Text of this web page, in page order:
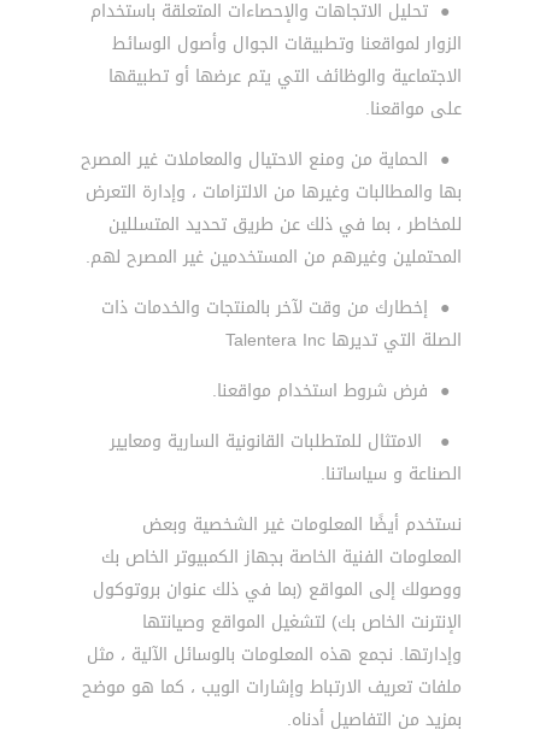
● تحليل الاتجاهات والإحصاءات المتعلقة باستخدام
الزوار لمواقعنا وتطبيقات الجوال وأصول الوسائط
الاجتماعية والوظائف التي يتم عرضها أو تطبيقها
على مواقعنا.
● الحماية من ومنع الاحتيال والمعاملات غير المصرح
بها والمطالبات وغيرها من الالتزامات ، وإدارة التعرض
للمخاطر ، بما في ذلك عن طريق تحديد المتسللين
المحتملين وغيرهم من المستخدمين غير المصرح لهم.
● إخطارك من وقت لآخر بالمنتجات والخدمات ذات
الصلة التي تديرها Talentera Inc
● فرض شروط استخدام مواقعنا.
●
الامتثال للمتطلبات القانونية السارية ومعايير
الصناعة و سياساتنا.
نستخدم أيضًا المعلومات غير الشخصية وبعض
المعلومات الفنية الخاصة بجهاز الكمبيوتر الخاص بك
ووصولك إلى المواقع (بما في ذلك عنوان بروتوكول
الإنترنت الخاص بك) لتشغيل المواقع وصيانتها
وإدارتها. نجمع هذه المعلومات بالوسائل الآلية ، مثل
ملفات تعريف الارتباط وإشارات الويب ، كما هو موضح
بمزيد من التفاصيل أدناه.